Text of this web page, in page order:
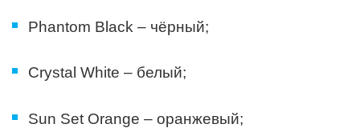
Phantom Black – чёрный;
Crystal White – белый;
Sun Set Orange – оранжевый;